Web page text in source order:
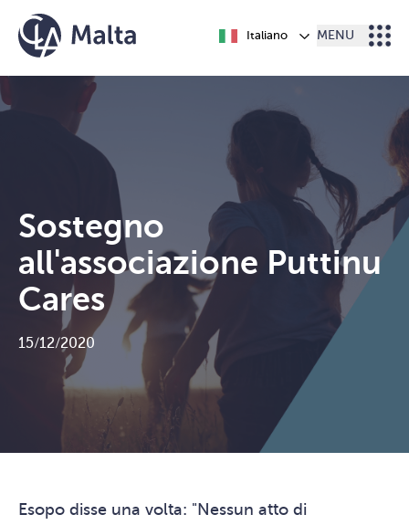
Vai al contenuto
Italiano MENU
Sostegno
all'associazione Puttinu
Cares
15/12/2020
Esopo disse una volta: "Nessun atto di